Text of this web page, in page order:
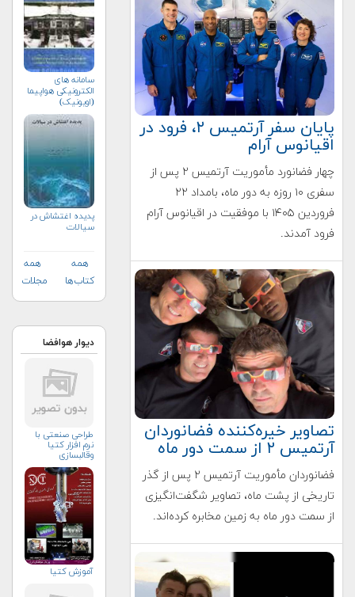
پایان سفر آرتمیس ۲، فرود در
اقیانوس آرام
چهار فضانورد مأموریت آرتمیس ۲ پس از
سفری ۱۰ روزه به دور ماه، بامداد ۲۲
فروردین ۱۴۰۵ با موفقیت در اقیانوس آرام
فرود آمدند.
تصاویر خیره‌کننده فضانوردان
آرتمیس ۲ از سمت دور ماه
فضانوردان مأموریت آرتمیس ۲ پس از گذر
تاریخی از پشت ماه، تصاویر شگفت‌انگیزی
از سمت دور ماه به زمین مخابره کرده‌اند.
سامانه های
الکترونیکی هواپیما
(اویونیک)
پدیده اغتشاش در
سیالات
همه
کتاب‌ها
همه
مجلات
دیوار هوافضا
طراحی صنعتی با
نرم افزار کتیا
وقالبسازی
آموزش کتیا